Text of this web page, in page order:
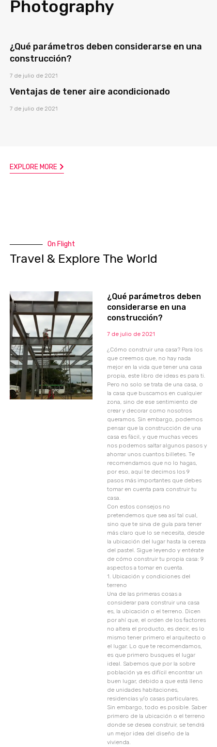
Photography
¿Qué parámetros deben considerarse en una
construcción?
7 de julio de 2021
Ventajas de tener aire acondicionado
7 de julio de 2021
EXPLORE MORE
On Flight
Travel & Explore The World
¿Qué parámetros deben
considerarse en una
construcción?
7 de julio de 2021
¿Cómo construir una casa? Para los
que creemos que, no hay nada
mejor en la vida que tener una casa
propia, este libro de ideas es para ti.
Pero no solo se trata de una casa, o
la casa que buscamos en cualquier
zona, sino de ese sentimiento de
crear y decorar como nosotros
queramos. Sin embargo, podemos
pensar que la construcción de una
casa es fácil, y que muchas veces
nos podemos saltar algunos pasos y
ahorrar unos cuantos billetes. Te
recomendamos que no lo hagas,
por eso, aquí te decimos los 9
pasos más importantes que debes
tomar en cuenta para construir tu
casa.
Con estos consejos no
pretendemos que sea así tal cual,
sino que te sirva de guía para tener
más claro que lo se necesita, desde
la ubicación del lugar hasta la cereza
del pastel. Sigue leyendo y entérate
de cómo construir tu propia casa: 9
aspectos a tomar en cuenta.
1. Ubicación y condiciones del
terreno
Una de las primeras cosas a
considerar para construir una casa
es, la ubicación o el terreno. Dicen
por ahí que, el orden de los factores
no altera el producto, es decir, es lo
mismo tener primero el arquitecto o
el lugar. Lo que te recomendamos,
es que primero busques el lugar
ideal. Sabemos que por la sobre
población ya es difícil encontrar un
buen lugar, debido a que está lleno
de unidades habitaciones,
residencias y/o casas particulares.
Sin embargo, todo es posible. Saber
primero de la ubicación o el terreno
donde se desea construir, se tendrá
un mejor idea del diseño de la
vivienda.